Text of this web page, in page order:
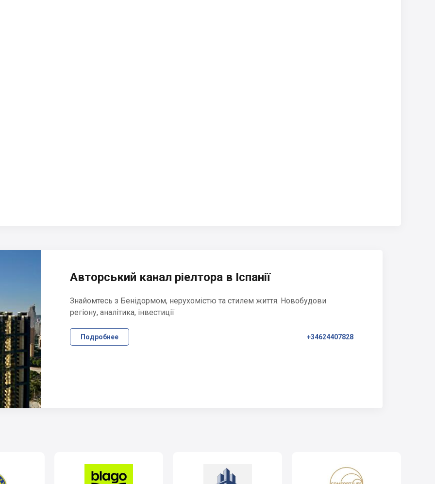
Авторський канал ріелтора в Іспанії
Знайомтесь з Бенідормом, нерухомістю та стилем життя. Новобудови
регіону, аналітика, інвестиції
Подробнее +34624407828